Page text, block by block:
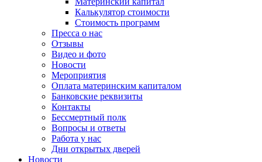
Калькулятор стоимости
Стоимость программ
Пресса о нас
Отзывы
Видео и фото
Новости
Мероприятия
Оплата материнским капиталом
Банковские реквизиты
Контакты
Бессмертный полк
Вопросы и ответы
Работа у нас
Дни открытых дверей
Новости